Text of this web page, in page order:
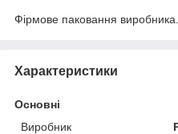
Фірмове паковання виробника.
Характеристики
Основні
Виробник